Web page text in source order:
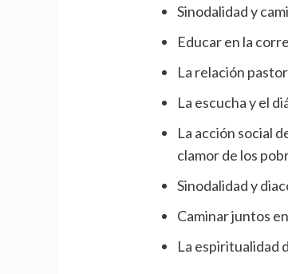
Sinodalidad y
Educar en la
La relación
La escucha y el
La acción social
clamor de los
Sinodalidad y
Caminar juntos
La espiritualidad